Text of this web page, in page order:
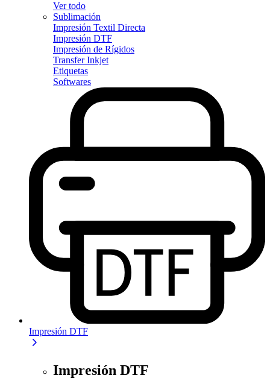
Ver todo
Sublimación
Impresión Textil Directa
Impresión DTF
Impresión de Rígidos
Transfer Inkjet
Etiquetas
Softwares
Impresión DTF
Impresión DTF